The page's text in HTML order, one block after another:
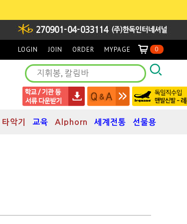
LOGIN JOIN ORDER MYPAGE 0
타악기 교육 Alphorn 세계전통 선물용